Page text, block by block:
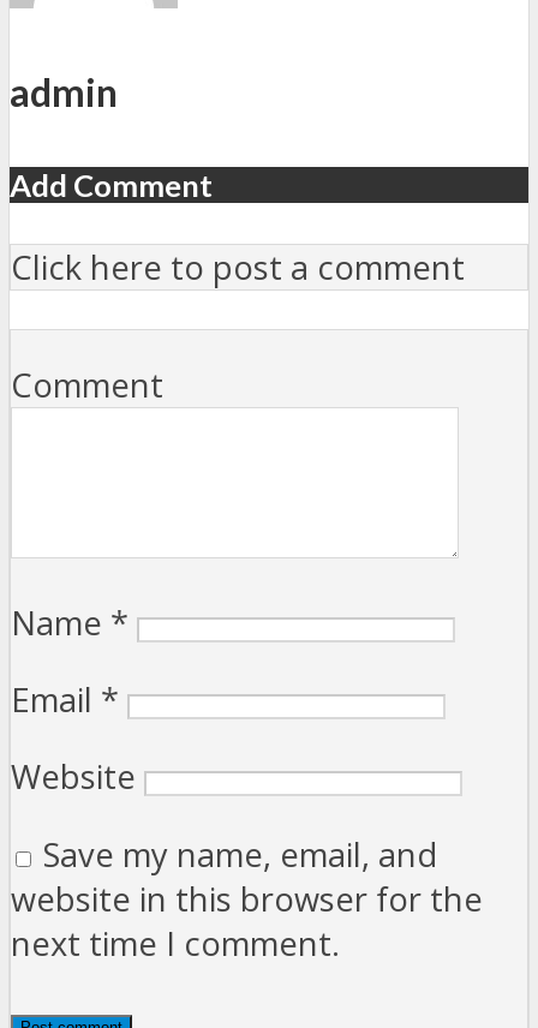
admin
Add Comment
Click here to post a comment
Comment
Name *
Email *
Website
Save my name, email, and
website in this browser for the
next time I comment.